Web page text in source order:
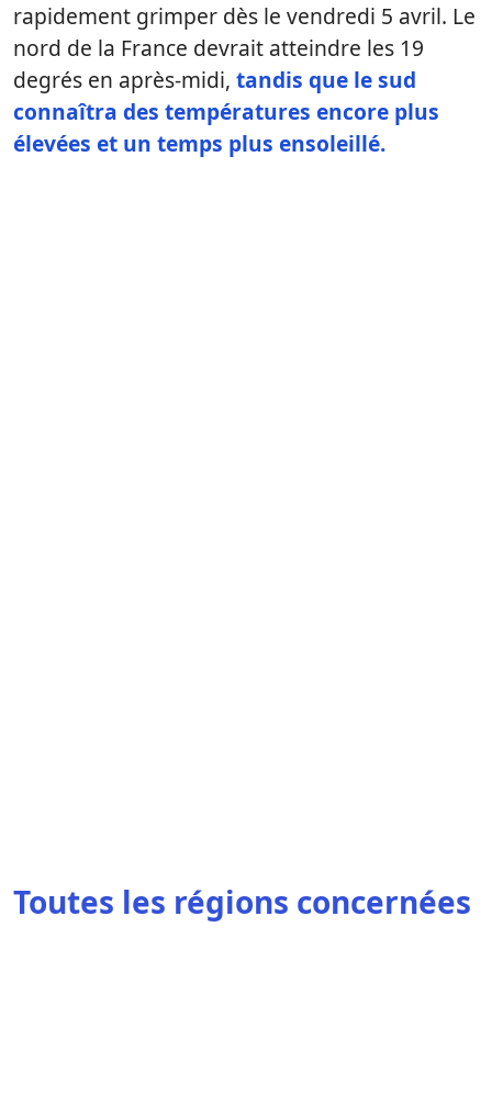
rapidement grimper dès le vendredi 5 avril. Le
nord de la France devrait atteindre les 19
degrés en après-midi, tandis que le sud
connaîtra des températures encore plus
élevées et un temps plus ensoleillé.
Toutes les régions concernées